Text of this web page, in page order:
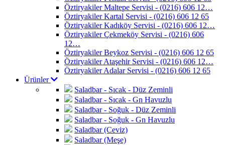
Öztiryakiler Maltepe Servisi - (0216) 606 12…
Öztiryakiler Kartal Servisi - (0216) 606 12 65
Öztiryakiler Kadıköy Servisi - (0216) 606 12…
Öztiryakiler Çekmeköy Servisi - (0216) 606
12…
Öztiryakiler Beykoz Servisi - (0216) 606 12 65
Öztiryakiler Ataşehir Servisi - (0216) 606 12…
Öztiryakiler Adalar Servisi - (0216) 606 12 65
Ürünler
Saladbar - Sıcak - Düz Zeminli
Saladbar - Sıcak - Gn Havuzlu
Saladbar - Soğuk - Düz Zeminli
Saladbar - Soğuk - Gn Havuzlu
Saladbar (Ceviz)
Saladbar (Meşe)